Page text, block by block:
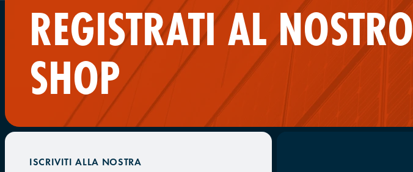
REGISTRATI AL NOSTRO
SHOP
ISCRIVITI ALLA NOSTRA